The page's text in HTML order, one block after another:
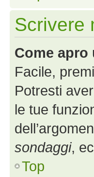
Scrivere
Come
Facile,
Potresti
le tue
sondaggi,
Top